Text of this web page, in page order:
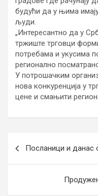
будући да у њима
људи.
„Интересантно да у
тржиште трговци
потребама и укусима
регионално
У потрошачким
нова конкуренција у
цене и смањити
Посланици и данас